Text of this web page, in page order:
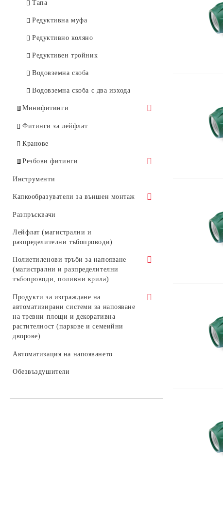
Тапа
Редуктивна муфа
Редуктивно коляно
Редуктивен тройник
Водовземна скоба
Водовземна скоба с два изхода
Минифитинги
Водовземни връзки
Миникранове
Съединители
Тапи
Тройници
Колена
Фитинги за лейфлат
Кранове
Резбови фитинги
Резбово коляно - м/м
Резбово коляно - ж/ж
Резбово коляно - м/ж
Резбови тройници - м/м/м
Резбови тройници - м/ж/м
Резбови тапи
Капа
Нипел
Редуктивен нипел
Муфа
Редуктивна муфа
Инструменти
Капкообразуватели за външен монтаж
Външни PC/ND Бутон
Външни капкообразуватели
Аксесоари и инструменти за външни
капкообразуватели
Разпръсквачи
Лейфлат (магистрални и
разпределителни тъбопроводи)
Полиетиленови тръби за напояване
(магистрални и разпределителни
тъбопроводи, поливни крила)
HDPE тръби (Полиетилен висока
плътност)
LDPE тръби (Полиетилен ниска
плътност)
Продукти за изграждане на
автоматизирани системи за напояване
на тревни площи и декоративна
растителност (паркове и семеийни
дворове)
Разпръсквачи (Потъващи хидранти)
Роторни разпръсквачи
Капково напояване
Автоматизация на напояването
Обезвъздушители